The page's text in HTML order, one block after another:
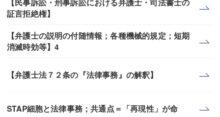
証言拒絶権】
【弁護士の説明の付随情報；各種機械的規定；短期
消滅時効等】4
【弁護士法７２条の『法律事務』の解釈】
STAP細胞と法律事務；共通点＝「再現性」が命